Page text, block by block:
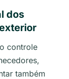
dos
controle
também